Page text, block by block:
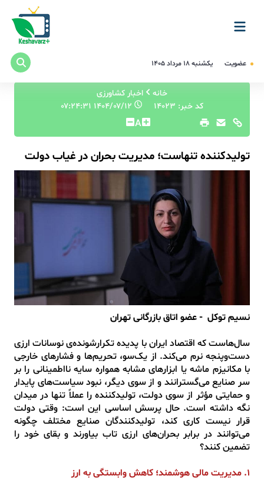
عضویت یکشنبه ۱۸ مرداد ۱۴۰۵
خانه
اخبار کشاورزی
کد خبر: 14023
A
تولیدکننده تنهاست؛ مدیریت بحران در غیاب دولت
نسیم توکل - عضو اتاق بازرگانی تهران
سال‌هاست که اقتصاد ایران با پدیده‌ تکرارشونده‌ی نوسانات ارزی
دست‌وپنجه نرم می‌کند. از یک‌سو، تحریم‌ها و فشارهای خارجی
با مکانیزم ماشه یا ابزارهای مشابه همواره سایه‌ نااطمینانی را بر
سر صنایع می‌گسترانند و از سوی دیگر، نبود سیاست‌های پایدار
و حمایتی مؤثر از سوی دولت، تولیدکننده را عملاً تنها در میدان
نگه داشته است. حال پرسش اساسی این است: وقتی دولت
قرار نیست کاری کند، تولیدکنندگان صنایع مختلف چگونه
می‌توانند در برابر بحران‌های ارزی تاب بیاورند و بقای خود را
تضمین کنند؟
۱. مدیریت مالی هوشمند؛ کاهش وابستگی به ارز